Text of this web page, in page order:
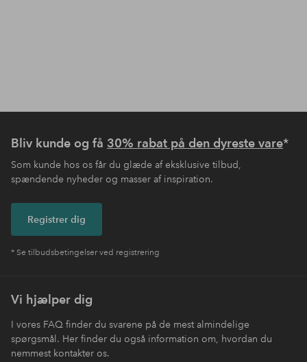
Bliv kunde og få 30% rabat på den dyreste vare*
Som kunde hos os får du glæde af eksklusive tilbud,
spændende nyheder og masser af inspiration.
Registrer dig
* Se tilbudsbetingelser ved registrering
Vi hjælper dig
I vores FAQ finder du svarene på de mest almindelige
spørgsmål. Her finder du også information om, hvordan du
nemmest kontakter os.